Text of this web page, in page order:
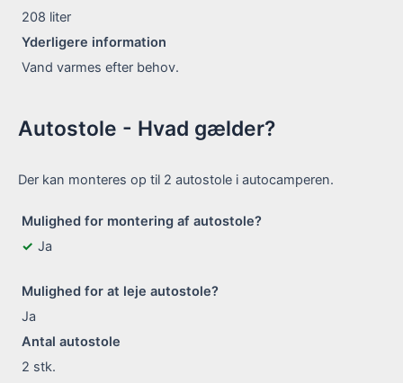
208 liter
Yderligere information
Vand varmes efter behov.
Autostole - Hvad gælder?
Der kan monteres op til 2 autostole i autocamperen.
Mulighed for montering af autostole?
Ja
Mulighed for at leje autostole?
Ja
Antal autostole
2 stk.